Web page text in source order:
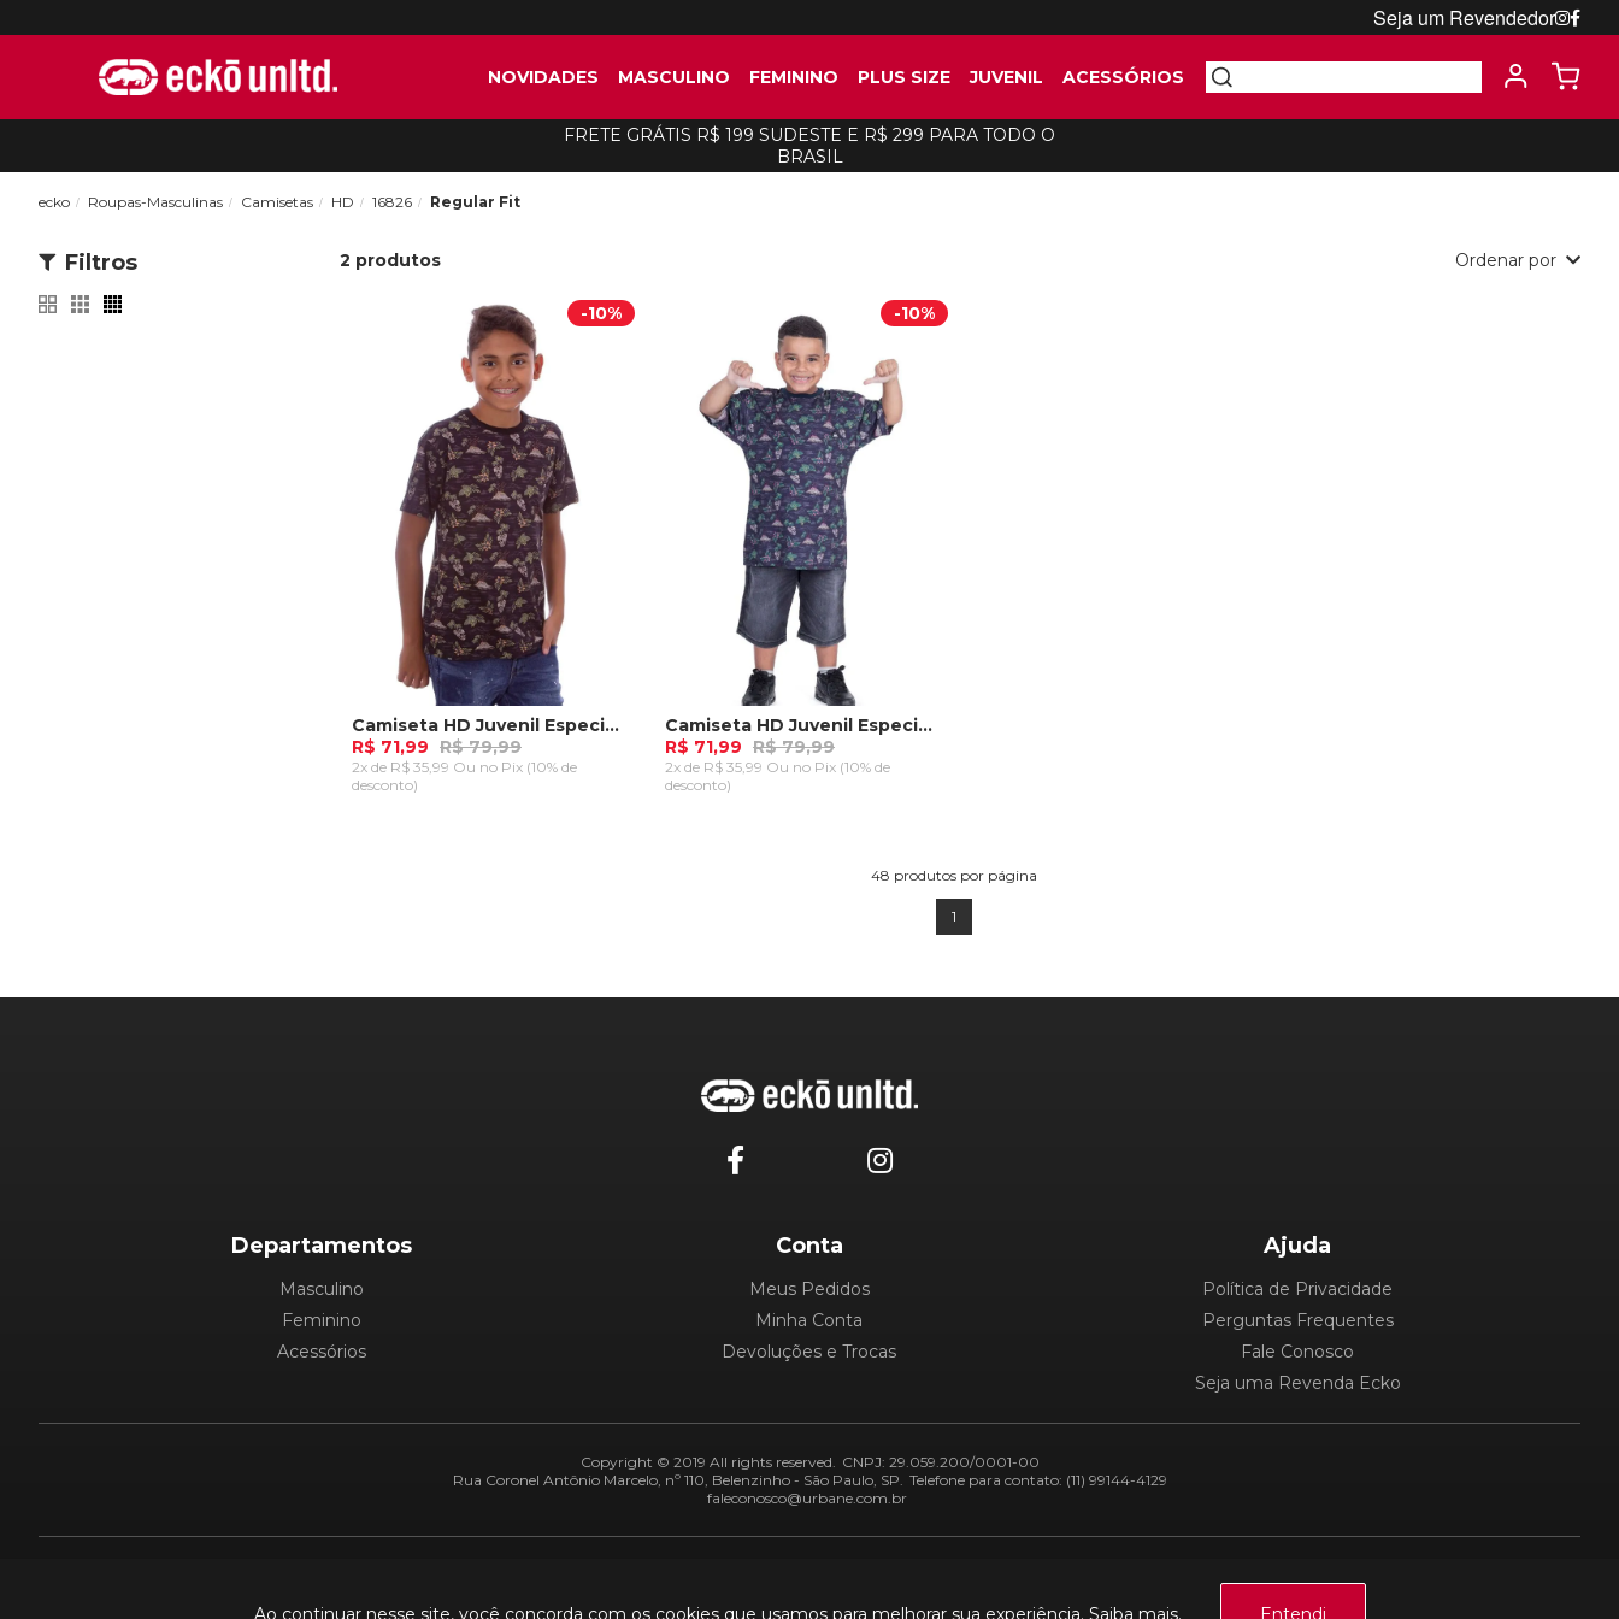
Seja um Revendedor
NOVIDADES MASCULINO FEMININO PLUS SIZE JUVENIL ACESSÓRIOS
FRETE GRÁTIS R$ 199 SUDESTE E R$ 299 PARA TODO O
BRASIL
Ao continuar nesse site, você concorda com os cookies que usamos para melhorar sua experiência. Saiba mais. Entendi
ecko Roupas-Masculinas Camisetas HD 16826 Regular Fit
Filtros 2 produtos Ordenar por
-10%
Camiseta HD Juvenil Especial Estampada Island Preta
R$ 71,99 R$ 79,99
2x de R$ 35,99 Ou no Pix (10% de
desconto)
-10%
Camiseta HD Juvenil Especial Estampada Island Azul Marinho
R$ 71,99 R$ 79,99
2x de R$ 35,99 Ou no Pix (10% de
desconto)
48 produtos por página
1
Departamentos
Masculino
Feminino
Acessórios
Conta
Meus Pedidos
Minha Conta
Devoluções e Trocas
Ajuda
Política de Privacidade
Perguntas Frequentes
Fale Conosco
Seja uma Revenda Ecko
Copyright © 2019 All rights reserved. CNPJ: 29.059.200/0001-00
Rua Coronel Antônio Marcelo, nº 110, Belenzinho - São Paulo, SP. Telefone para contato: (11) 99144-4129
faleconosco@urbane.com.br